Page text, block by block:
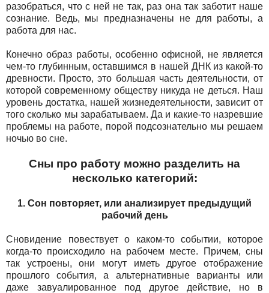
разобраться, что с ней не так, раз она так заботит наше
сознание. Ведь, мы предназначены не для работы, а
работа для нас.
Конечно образ работы, особенно офисной, не является
чем-то глубинным, оставшимся в нашей ДНК из какой-то
древности. Просто, это большая часть деятельности, от
которой современному обществу никуда не деться. Наш
уровень достатка, нашей жизнедеятельности, зависит от
того сколько мы зарабатываем. Да и какие-то назревшие
проблемы на работе, порой подсознательно мы решаем
ночью во сне.
Сны про работу можно разделить на
несколько категорий:
1. Сон повторяет, или анализирует предыдущий
рабочий день
Сновидение повествует о каком-то событии, которое
когда-то происходило на рабочем месте. Причем, сны
так устроены, они могут иметь другое отображение
прошлого события, а альтернативные варианты или
даже завуалированное под другое действие, но в